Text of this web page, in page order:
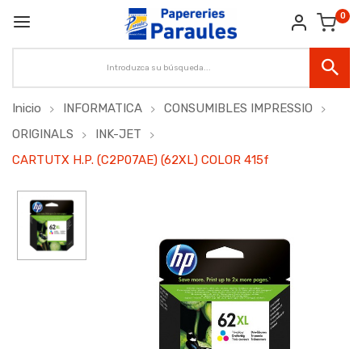
0
Inicio INFORMATICA
CONSUMIBLES IMPRESSIO
ORIGINALS
INK-JET
CARTUTX H.P. (C2P07AE) (62XL) COLOR 415f